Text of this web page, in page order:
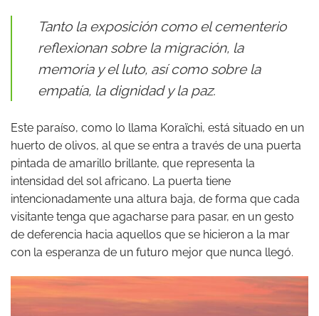
Tanto la exposición como el cementerio
reflexionan sobre la migración, la
memoria y el luto, así como sobre la
empatía, la dignidad y la paz.
Este paraíso, como lo llama Koraïchi, está situado en un
huerto de olivos, al que se entra a través de una puerta
pintada de amarillo brillante, que representa la
intensidad del sol africano. La puerta tiene
intencionadamente una altura baja, de forma que cada
visitante tenga que agacharse para pasar, en un gesto
de deferencia hacia aquellos que se hicieron a la mar
con la esperanza de un futuro mejor que nunca llegó.